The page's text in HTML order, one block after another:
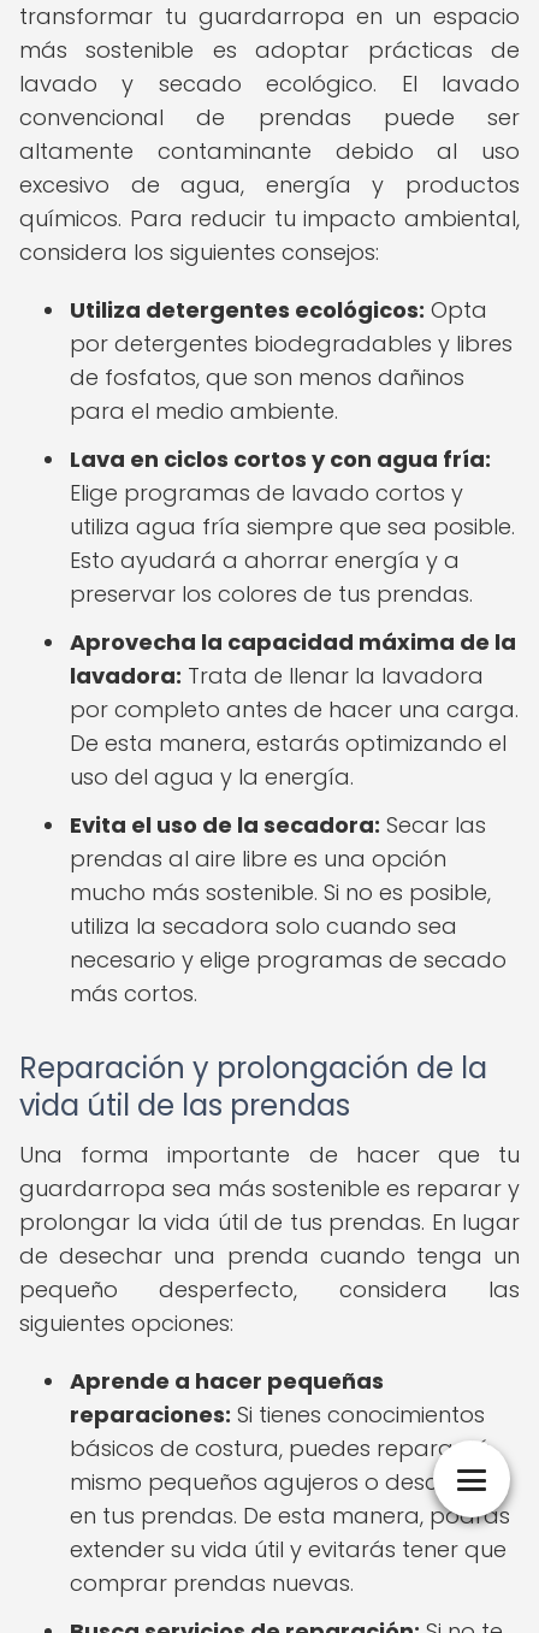
transformar tu guardarropa en un espacio
más sostenible es adoptar prácticas de
lavado y secado ecológico. El lavado
convencional de prendas puede ser
altamente contaminante debido al uso
excesivo de agua, energía y productos
químicos. Para reducir tu impacto ambiental,
considera los siguientes consejos:
Utiliza detergentes ecológicos: Opta
por detergentes biodegradables y libres
de fosfatos, que son menos dañinos
para el medio ambiente.
Lava en ciclos cortos y con agua fría:
Elige programas de lavado cortos y
utiliza agua fría siempre que sea posible.
Esto ayudará a ahorrar energía y a
preservar los colores de tus prendas.
Aprovecha la capacidad máxima de la
lavadora: Trata de llenar la lavadora
por completo antes de hacer una carga.
De esta manera, estarás optimizando el
uso del agua y la energía.
Evita el uso de la secadora: Secar las
prendas al aire libre es una opción
mucho más sostenible. Si no es posible,
utiliza la secadora solo cuando sea
necesario y elige programas de secado
más cortos.
Reparación y prolongación de la
vida útil de las prendas
Una forma importante de hacer que tu
guardarropa sea más sostenible es reparar y
prolongar la vida útil de tus prendas. En lugar
de desechar una prenda cuando tenga un
pequeño desperfecto, considera las
siguientes opciones:
Aprende a hacer pequeñas
reparaciones: Si tienes conocimientos
básicos de costura, puedes reparar tú
mismo pequeños agujeros o descosidos
en tus prendas. De esta manera, podrás
extender su vida útil y evitarás tener que
comprar prendas nuevas.